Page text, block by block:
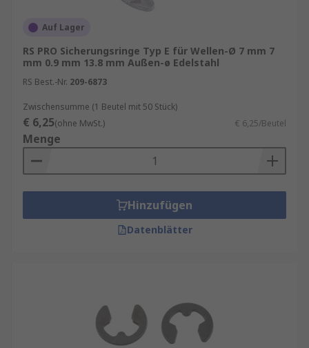
Auf Lager
RS PRO Sicherungsringe Typ E für Wellen-Ø 7 mm 7
mm 0.9 mm 13.8 mm Außen-ø Edelstahl
RS Best.-Nr. 209-6873
Zwischensumme (1 Beutel mit 50 Stück)
€ 6,25(ohne MwSt.) € 6,25/Beutel
Menge
Hinzufügen
Datenblätter